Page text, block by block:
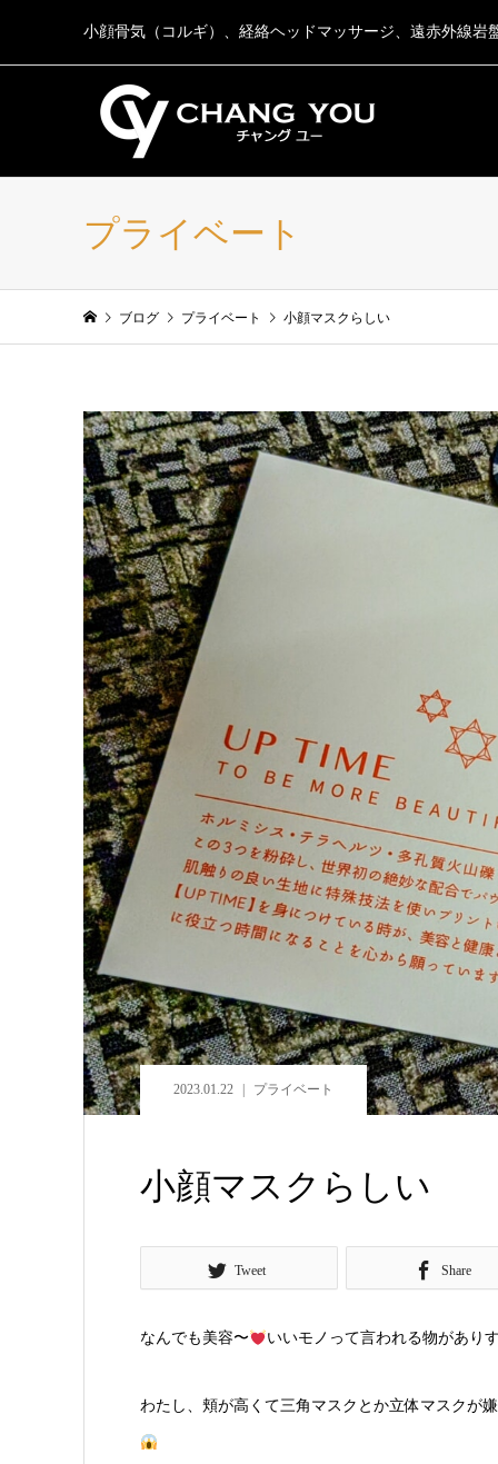
小顔骨気（コルギ）、経絡ヘッドマッサージ、遠赤外線岩
プライベート
ブログ プライベート 小顔マスクらしい
2023.01.22 プライベート
小顔マスクらしい
Tweet Share
なんでも美容〜 いいモノって言われる物があり
わたし、頬が高くて三角マスクとか立体マスクが